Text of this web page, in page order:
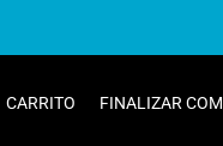
CARRITO FINALIZAR